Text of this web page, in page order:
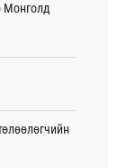
Монголд